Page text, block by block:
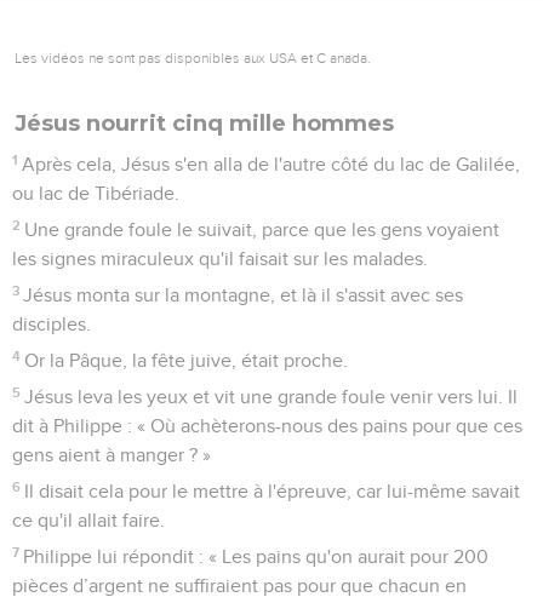
Les vidéos ne sont pas disponibles aux USA et C anada.
Jésus nourrit cinq mille hommes
1 Après cela, Jésus s'en alla de l'autre côté du lac de Galilée,
ou lac de Tibériade.
2 Une grande foule le suivait, parce que les gens voyaient
les signes miraculeux qu'il faisait sur les malades.
3 Jésus monta sur la montagne, et là il s'assit avec ses
disciples.
4 Or la Pâque, la fête juive, était proche.
5 Jésus leva les yeux et vit une grande foule venir vers lui. Il
dit à Philippe : « Où achèterons-nous des pains pour que ces
gens aient à manger ? »
6 Il disait cela pour le mettre à l'épreuve, car lui-même savait
ce qu'il allait faire.
7 Philippe lui répondit : « Les pains qu'on aurait pour 200
pièces d’argent ne suffiraient pas pour que chacun en